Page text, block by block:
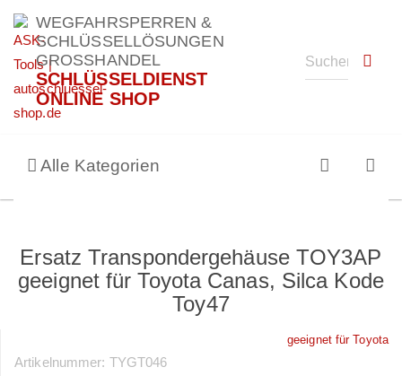
WEGFAHRSPERREN &
SCHLÜSSELLÖSUNGEN
GROSSHANDEL
SCHLÜSSELDIENST
ONLINE SHOP
Alle Kategorien
Ersatz Transpondergehäuse TOY3AP
geeignet für Toyota Canas, Silca Kode
Toy47
geeignet für Toyota
Artikelnummer: TYGT046